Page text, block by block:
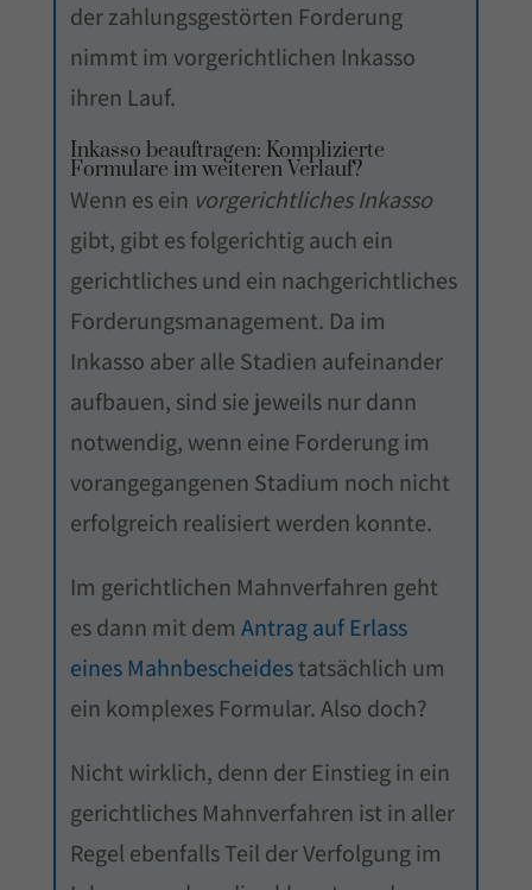
der zahlungsgestörten Forderung
nimmt im vorgerichtlichen Inkasso
ihren Lauf.
Inkasso beauftragen: Komplizierte
Formulare im weiteren Verlauf?
Wenn es ein vorgerichtliches Inkasso
gibt, gibt es folgerichtig auch ein
gerichtliches und ein nachgerichtliches
Forderungsmanagement. Da im
Inkasso aber alle Stadien aufeinander
aufbauen, sind sie jeweils nur dann
notwendig, wenn eine Forderung im
vorangegangenen Stadium noch nicht
erfolgreich realisiert werden konnte.
Im gerichtlichen Mahnverfahren geht
es dann mit dem Antrag auf Erlass
eines Mahnbescheidestatsächlich um
ein komplexes Formular. Also doch?
Nicht wirklich, denn der Einstieg in ein
gerichtliches Mahnverfahren ist in aller
Regel ebenfalls Teil der Verfolgung im